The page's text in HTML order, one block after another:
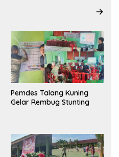
Pemdes Talang Kuning
Gelar Rembug Stunting